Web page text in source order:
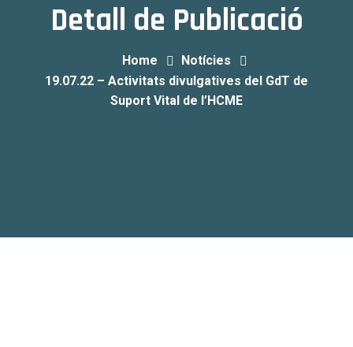
Detall de Publicació
Home
Notícies
19.07.22 – Activitats divulgatives del GdT de
Suport Vital de l’HCME